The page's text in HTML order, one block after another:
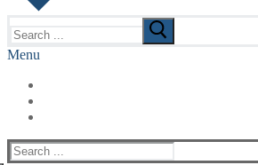
for:
Menu
Search